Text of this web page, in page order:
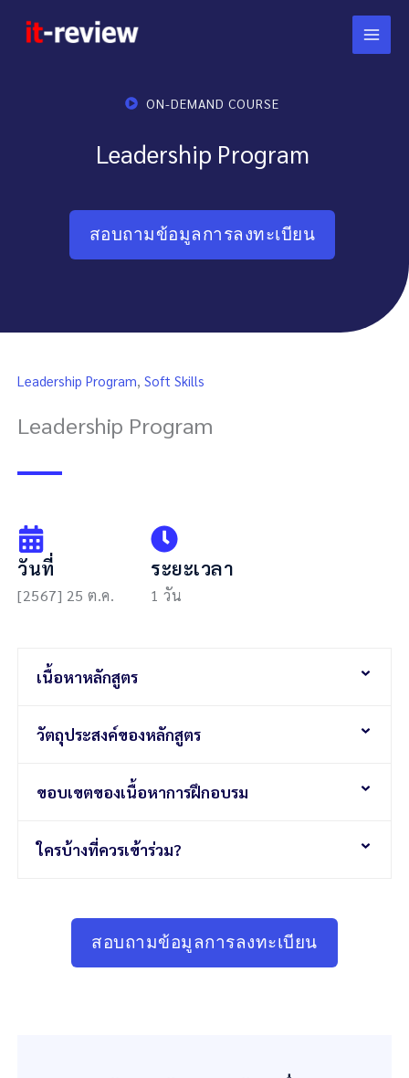
ON-DEMAND COURSE
Leadership Program
สอบถามข้อมูลการลงทะเบียน
Leadership Program,Soft Skills
Leadership Program
วันที่
[2567] 25 ต.ค.
ระยะเวลา
1 วัน
เนื้อหาหลักสูตร
วัตถุประสงค์ของหลักสูตร
ขอบเขตของเนื้อหาการฝึกอบรม
ใครบ้างที่ควรเข้าร่วม?
สอบถามข้อมูลการลงทะเบียน